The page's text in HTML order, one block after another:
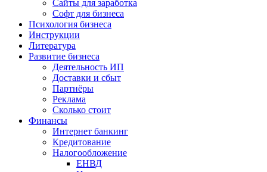
Сайты для заработка
Софт для бизнеса
Психология бизнеса
Инструкции
Литература
Развитие бизнеса
Деятельность ИП
Доставки и сбыт
Партнёры
Реклама
Сколько стоит
Финансы
Интернет банкинг
Кредитование
Налогообложение
ЕНВД